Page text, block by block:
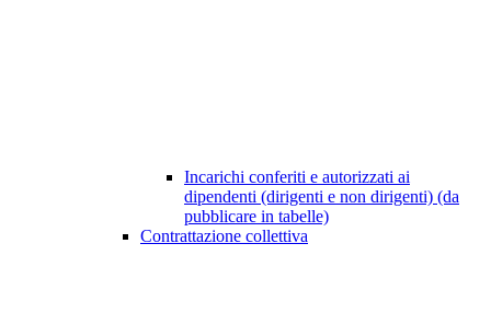
Incarichi conferiti e autorizzati ai
dipendenti (dirigenti e non dirigenti) (da
pubblicare in tabelle)
Contrattazione collettiva